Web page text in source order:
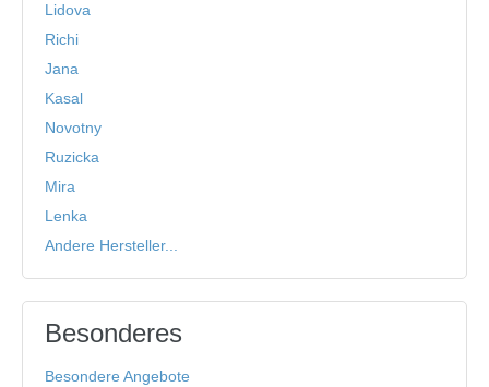
Lidova
Richi
Jana
Kasal
Novotny
Ruzicka
Mira
Lenka
Andere Hersteller...
Besonderes
Besondere Angebote